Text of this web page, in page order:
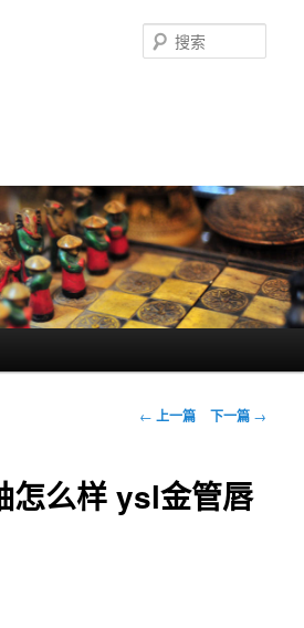
索
文
航
← 上一篇 下一篇 →
怎么样​ ysl金管唇